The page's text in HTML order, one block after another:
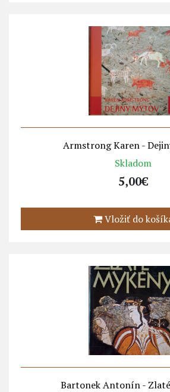
Armstrong Karen -
Skladom
5,00€
Vložiť do
Bartonek Antonín -